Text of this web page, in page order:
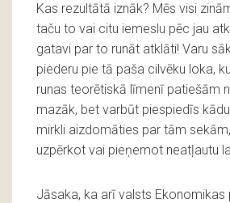
Kas rezultātā iznāk? Mēs visi
taču to vai citu iemeslu pēc jau
gatavi par to runāt atklāti! Varu
piederu pie tā paša cilvēku loka,
runas teorētiskā līmenī patiešām
mazāk, bet varbūt piespiedīs
mirkli aizdomāties par tām
uzpērkot vai pieņemot neatļautu
Jāsaka, ka arī valsts Ekonomikas